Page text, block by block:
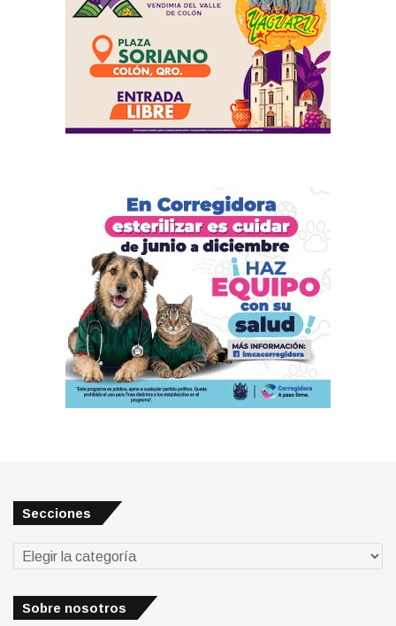
Secciones
Secciones
Sobre nosotros